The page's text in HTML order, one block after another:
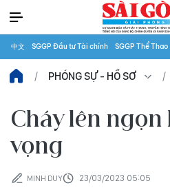
中文 SGGP Đầu tư Tài chính SGGP Thể Thao
PHÓNG SỰ - HỒ SƠ
Cháy lên ngọn
vọng
MINH DUY 23/03/2023 05:05